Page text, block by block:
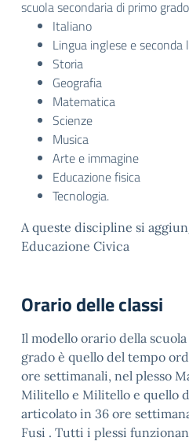
scuola secondaria di primo
Italiano
Lingua inglese e
Storia
Geografia
Matematica
Scienze
Musica
Arte e immagine
Educazione fisica
Tecnologia.
A queste discipline si
Educazione Civica
Orario delle classi
Il modello orario della
grado è quello del tempo
ore settimanali, nel plesso
Militello e Militello e quello
articolato in 36 ore
Fusi . Tutti i plessi